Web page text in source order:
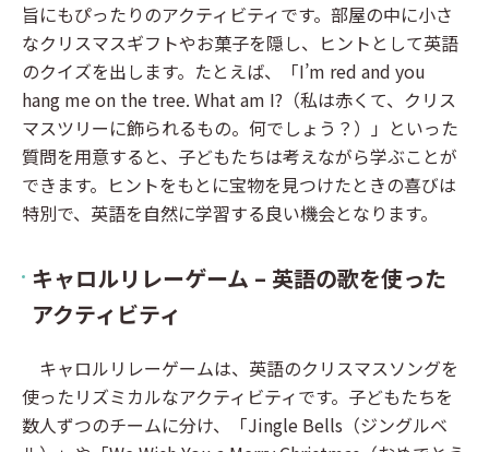
旨にもぴったりのアクティビティです。部屋の中に小さ
なクリスマスギフトやお菓子を隠し、ヒントとして英語
のクイズを出します。たとえば、「I’m red and you
hang me on the tree. What am I?（私は赤くて、クリス
マスツリーに飾られるもの。何でしょう？）」といった
質問を用意すると、子どもたちは考えながら学ぶことが
できます。ヒントをもとに宝物を見つけたときの喜びは
特別で、英語を自然に学習する良い機会となります。
キャロルリレーゲーム – 英語の歌を使った
アクティビティ
キャロルリレーゲームは、英語のクリスマスソングを
使ったリズミカルなアクティビティです。子どもたちを
数人ずつのチームに分け、「Jingle Bells（ジングルベ